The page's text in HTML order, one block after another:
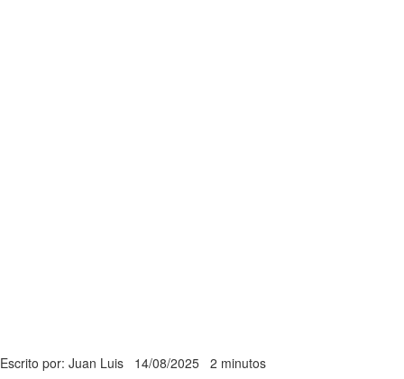
Escrito por: Juan Luis 14/08/2025 2 minutos